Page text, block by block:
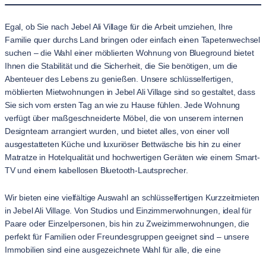
Egal, ob Sie nach Jebel Ali Village für die Arbeit umziehen, Ihre
Familie quer durchs Land bringen oder einfach einen Tapetenwechsel
suchen – die Wahl einer möblierten Wohnung von Blueground bietet
Ihnen die Stabilität und die Sicherheit, die Sie benötigen, um die
Abenteuer des Lebens zu genießen. Unsere schlüsselfertigen,
möblierten Mietwohnungen in Jebel Ali Village sind so gestaltet, dass
Sie sich vom ersten Tag an wie zu Hause fühlen. Jede Wohnung
verfügt über maßgeschneiderte Möbel, die von unserem internen
Designteam arrangiert wurden, und bietet alles, von einer voll
ausgestatteten Küche und luxuriöser Bettwäsche bis hin zu einer
Matratze in Hotelqualität und hochwertigen Geräten wie einem Smart-
TV und einem kabellosen Bluetooth-Lautsprecher.
Wir bieten eine vielfältige Auswahl an schlüsselfertigen Kurzzeitmieten
in Jebel Ali Village. Von Studios und Einzimmerwohnungen, ideal für
Paare oder Einzelpersonen, bis hin zu Zweizimmerwohnungen, die
perfekt für Familien oder Freundesgruppen geeignet sind – unsere
Immobilien sind eine ausgezeichnete Wahl für alle, die eine